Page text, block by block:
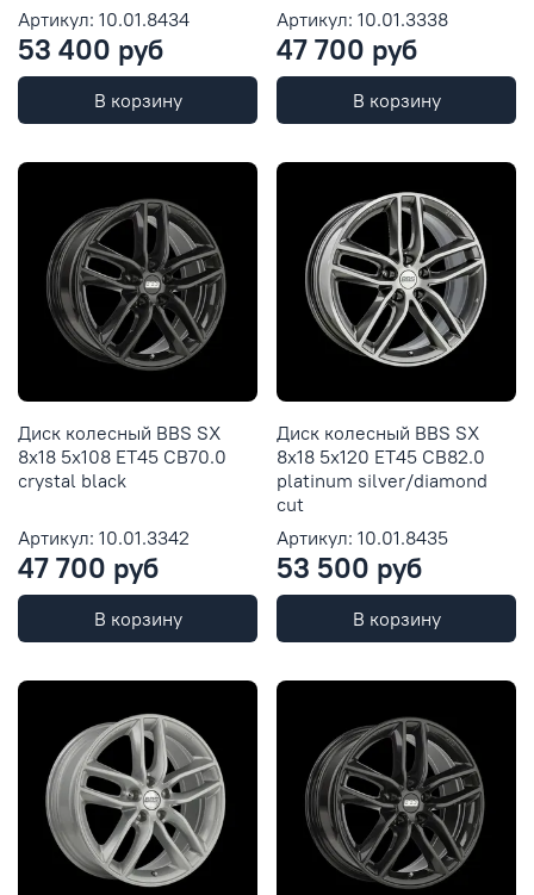
Артикул: 10.01.8434
53 400 руб
В корзину
Артикул: 10.01.3338
47 700 руб
В корзину
Диск колесный BBS SX
8x18 5x108 ET45 CB70.0
crystal black
Артикул: 10.01.3342
47 700 руб
В корзину
Диск колесный BBS SX
8x18 5x120 ET45 CB82.0
platinum silver/diamond
cut
Артикул: 10.01.8435
53 500 руб
В корзину